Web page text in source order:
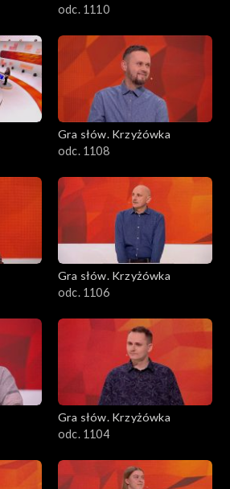
odc. 1110
Gra słów. Krzyżówka
odc. 1108
Gra słów. Krzyżówka
odc. 1106
Gra słów. Krzyżówka
odc. 1104